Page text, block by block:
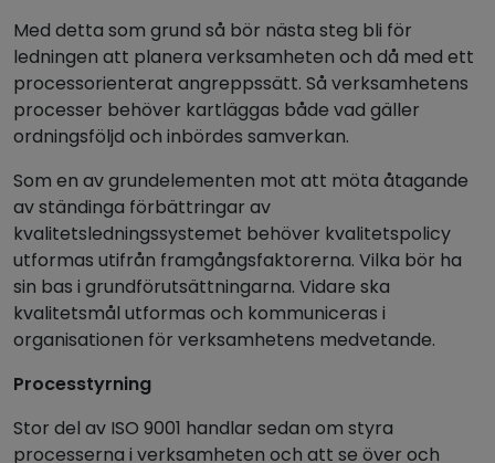
Med detta som grund så bör nästa steg bli för
ledningen att planera verksamheten och då med ett
processorienterat angreppssätt. Så verksamhetens
processer behöver kartläggas både vad gäller
ordningsföljd och inbördes samverkan.
Som en av grundelementen mot att möta åtagande
av ständinga förbättringar av
kvalitetsledningssystemet behöver kvalitetspolicy
utformas utifrån framgångsfaktorerna. Vilka bör ha
sin bas i grundförutsättningarna. Vidare ska
kvalitetsmål utformas och kommuniceras i
organisationen för verksamhetens medvetande.
Processtyrning
Stor del av ISO 9001 handlar sedan om styra
processerna i verksamheten och att se över och